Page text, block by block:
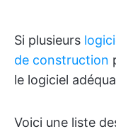
Si plusieurs
de construction
le logiciel
Voici une liste